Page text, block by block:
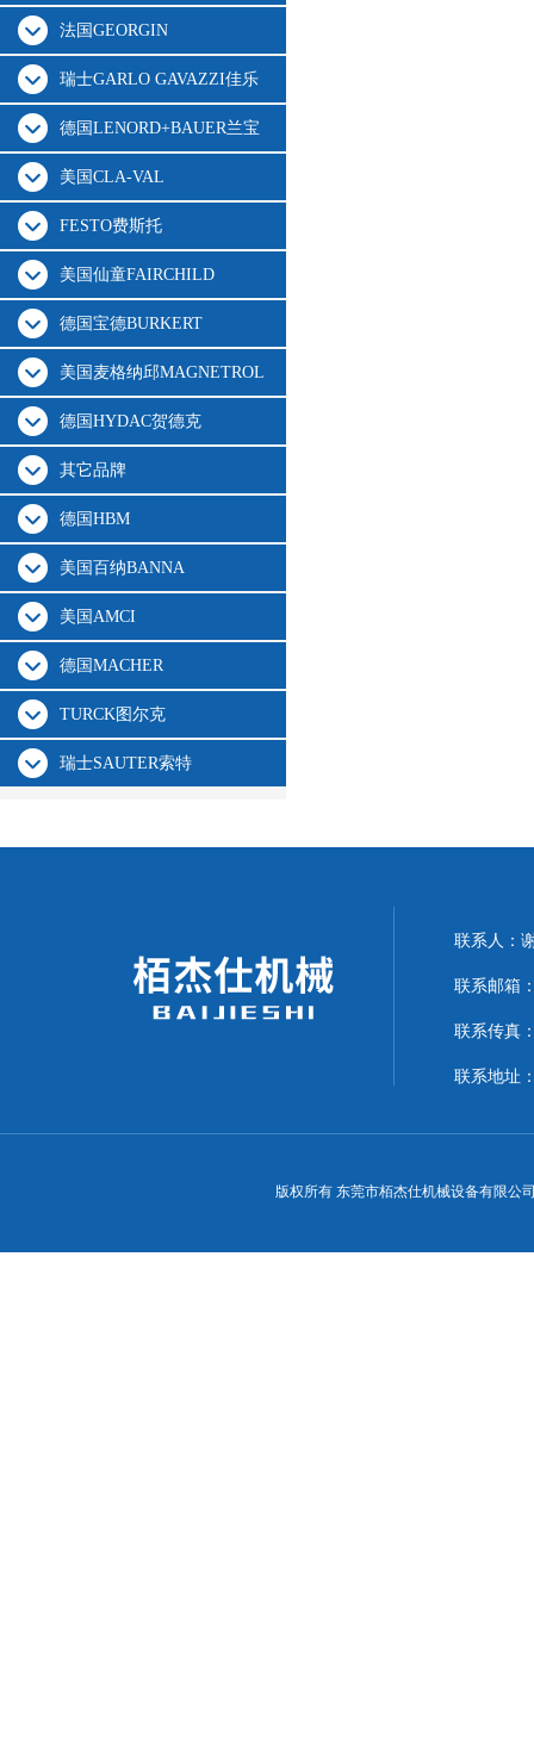
法国GEORGIN
瑞士GARLO GAVAZZI佳乐
德国LENORD+BAUER兰宝
美国CLA-VAL
FESTO费斯托
美国仙童FAIRCHILD
德国宝德BURKERT
美国麦格纳邱MAGNETROL
德国HYDAC贺德克
其它品牌
德国HBM
美国百纳BANNA
美国AMCI
德国MACHER
TURCK图尔克
瑞士SAUTER索特
联系人：
联系邮箱
联系传真
联系地址
版权所有 东莞市栢杰仕机械设备有限公